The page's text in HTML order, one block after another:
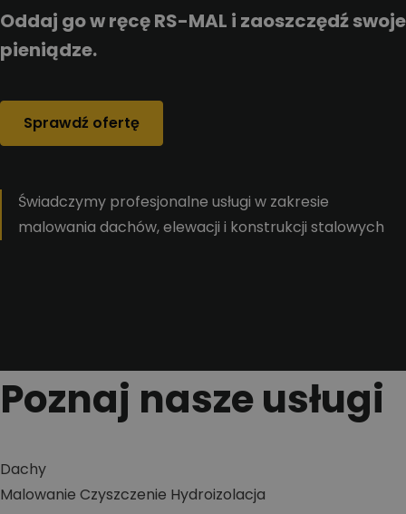
Oddaj go w ręcę RS-MAL i zaoszczędź swoje
pieniądze.
Sprawdź ofertę
Świadczymy profesjonalne usługi w zakresie
malowania dachów, elewacji i konstrukcji stalowych
Poznaj nasze usługi
Dachy
Malowanie Czyszczenie Hydroizolacja